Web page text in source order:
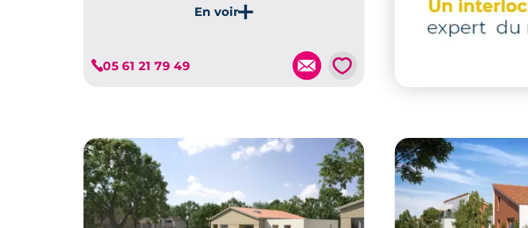
05 61 21 79 49 💗